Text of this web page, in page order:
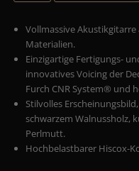
Vollmassive
Materialien.
Einzigartige Fertigungs-
innovatives Voicing der
Furch CNR System® und
Stilvolles
schwarzem Walnussholz,
Perlmutt.
Hochbelastbarer Hiscox-